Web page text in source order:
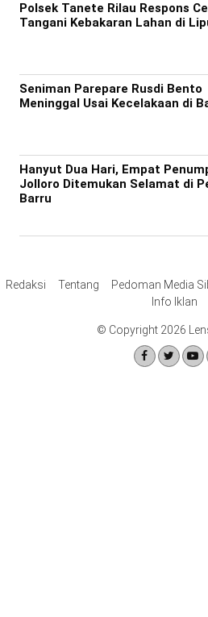
Polsek Tanete Rilau Respons
Tangani Kebakaran Lahan di
Seniman Parepare Rusdi Bento
Meninggal Usai Kecelakaan di
Hanyut Dua Hari, Empat
Jolloro Ditemukan Selamat di
Barru
Redaksi Tentang Pedoman Media
Info Iklan
© Copyright 2026